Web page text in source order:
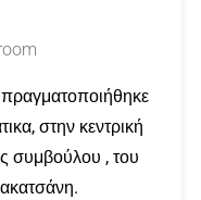
στην κεντρική
συμβούλου , του